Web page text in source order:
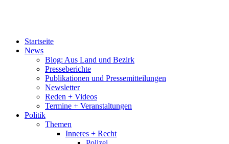
Startseite
News
Blog: Aus Land und Bezirk
Presseberichte
Publikationen und Pressemitteilungen
Newsletter
Reden + Videos
Termine + Veranstaltungen
Politik
Themen
Inneres + Recht